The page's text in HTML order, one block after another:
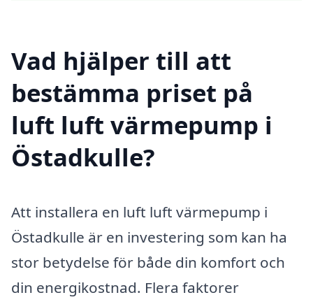
Vad hjälper till att
bestämma priset på
luft luft värmepump i
Östadkulle?
Att installera en luft luft värmepump i
Östadkulle är en investering som kan ha
stor betydelse för både din komfort och
din energikostnad. Flera faktorer